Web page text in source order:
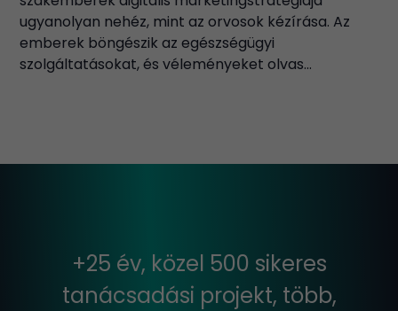
ugyanolyan nehéz, mint az orvosok kézírása. Az
emberek böngészik az egészségügyi
szolgáltatásokat, és véleményeket olvas...
+25 év, közel 500 sikeres
tanácsadási projekt, több,